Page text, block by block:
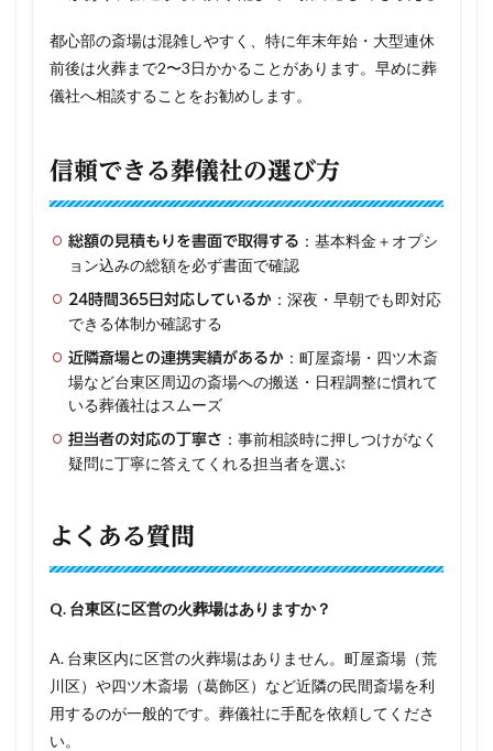
都心部の斎場は混雑しやすく、特に年末年始・大型連休
前後は火葬まで2〜3日かかることがあります。早めに葬
儀社へ相談することをお勧めします。
信頼できる葬儀社の選び方
総額の見積もりを書面で取得する ：基本料金＋オプシ
ョン込みの総額を必ず書面で確認
24時間365日対応しているか ：深夜・早朝でも即対応
できる体制か確認する
近隣斎場との連携実績があるか ：町屋斎場・四ツ木斎
場など台東区周辺の斎場への搬送・日程調整に慣れて
いる葬儀社はスムーズ
担当者の対応の丁寧さ ：事前相談時に押しつけがなく
疑問に丁寧に答えてくれる担当者を選ぶ
よくある質問
Q. 台東区に区営の火葬場はありますか？
A. 台東区内に区営の火葬場はありません。町屋斎場（荒
川区）や四ツ木斎場（葛飾区）など近隣の民間斎場を利
用するのが一般的です。葬儀社に手配を依頼してくださ
い。